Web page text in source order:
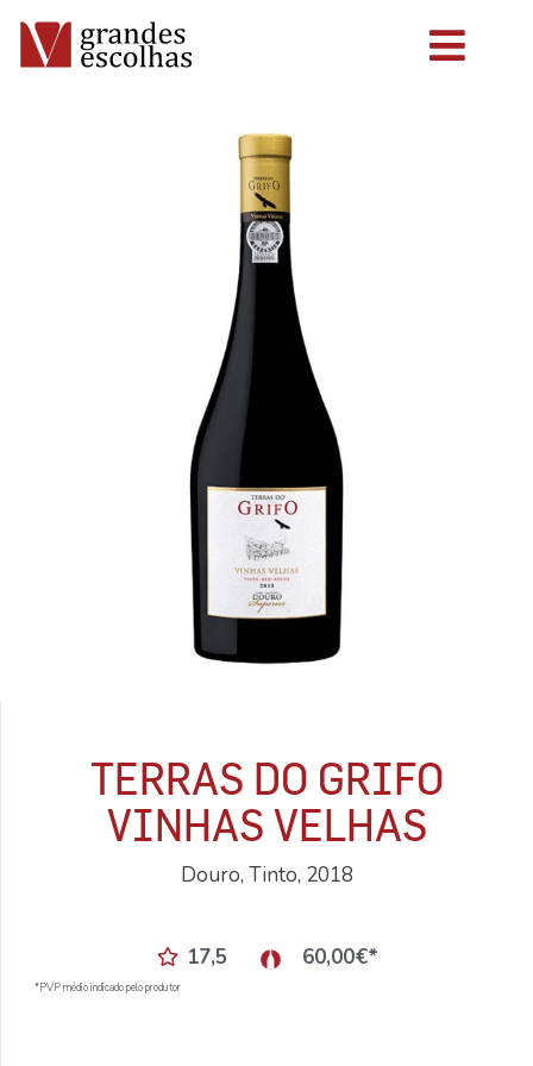
TERRAS DO GRIFO
VINHAS VELHAS
Douro, Tinto, 2018
17,5 60,00€*
*PVP médio indicado pelo produtor